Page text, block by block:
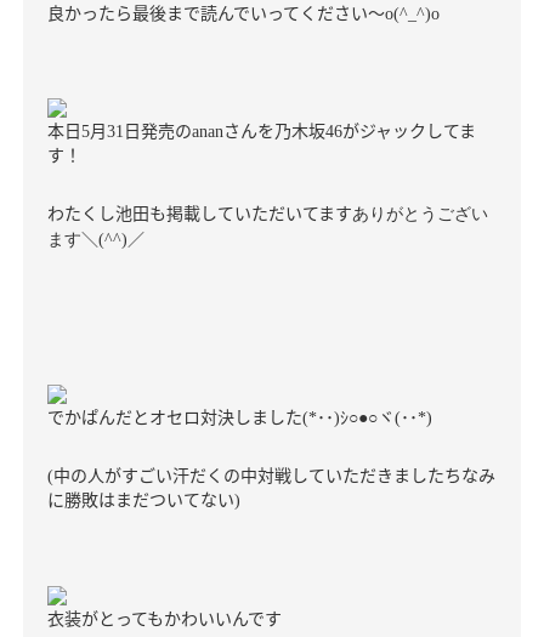
良かったら最後まで読んでいってください〜o(^_^)o
本日5月31 日発売のananさんを乃木坂46がジャックしてま
す！
わたくし池田も掲載していただいてますありがとうござい
ます＼(^^) ／
でかぱんだとオセロ対決しました(*･･)ｼ○●○ ヾ (･･ *)
(中の人がすごい汗だくの中対戦していただきましたちなみ
に勝敗はまだついてない)
衣装がとってもかわいいんです